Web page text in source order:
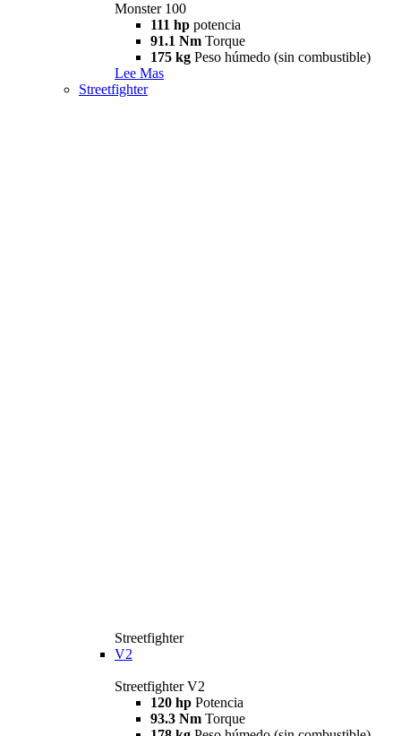
Monster 100
111 hp potencia
91.1 Nm Torque
175 kg Peso húmedo (sin combustible)
Lee Mas
Streetfighter
Streetfighter
V2
Streetfighter V2
120 hp Potencia
93.3 Nm Torque